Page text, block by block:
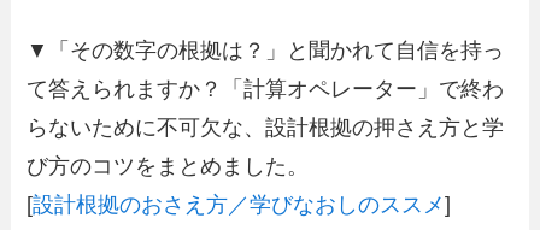
▼「その数字の根拠は？」と聞かれて自信を持っ
て答えられますか？「計算オペレーター」で終わ
らないために不可欠な、設計根拠の押さえ方と学
び方のコツをまとめました。
[設計根拠のおさえ方／学びなおしのススメ]